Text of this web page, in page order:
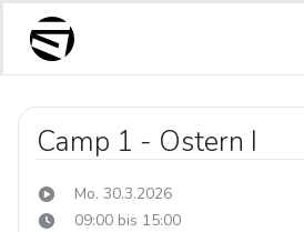
Camp 1 - Ostern I
Mo. 30.3.2026
09:00 bis 15:00